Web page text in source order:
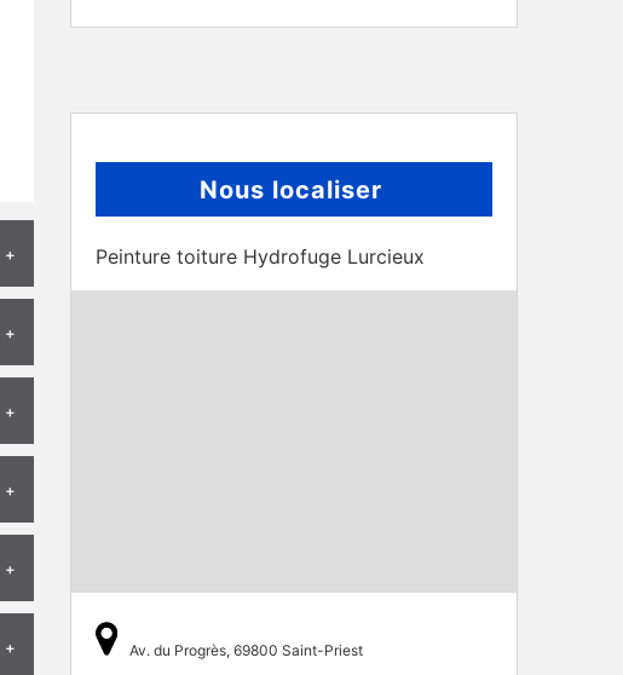
Nous localiser
Peinture toiture Hydrofuge Lurcieux
Av. du Progrès, 69800 Saint-Priest